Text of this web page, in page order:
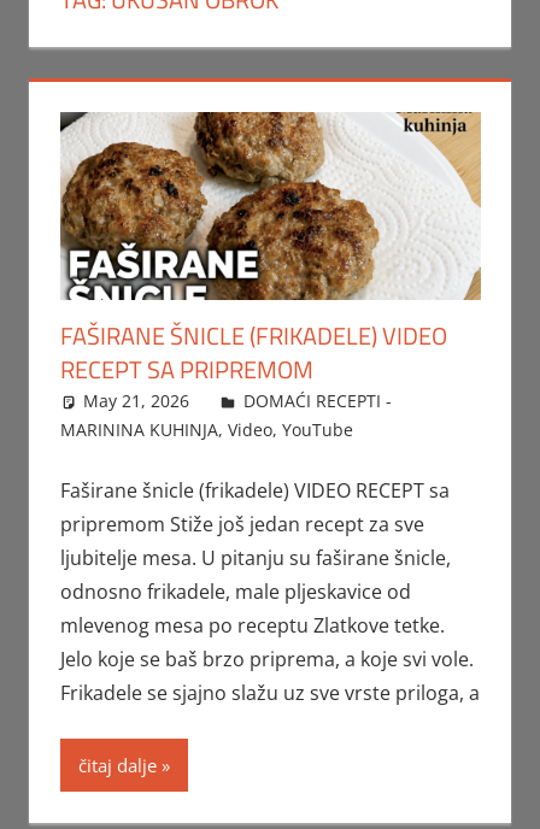
FAŠIRANE ŠNICLE (FRIKADELE) VIDEO
RECEPT SA PRIPREMOM
May 21, 2026 FTorgAdmin
DOMAĆI RECEPTI -
MARININA KUHINJA, Video, YouTube
Faširane šnicle (frikadele) VIDEO RECEPT sa
pripremom Stiže još jedan recept za sve
ljubitelje mesa. U pitanju su faširane šnicle,
odnosno frikadele, male pljeskavice od
mlevenog mesa po receptu Zlatkove tetke.
Jelo koje se baš brzo priprema, a koje svi vole.
Frikadele se sjajno slažu uz sve vrste priloga, a
čitaj dalje